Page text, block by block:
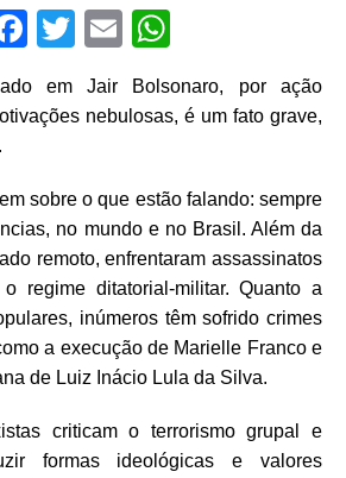
F
c
e
b
o
o
k
T
w
it
E
m
ai at
A
p
p
em Jair Bolsonaro, por ação
nebulosas, é um fato grave,
sobre o que estão falando: sempre
no mundo e no Brasil. Além da
remoto, enfrentaram assassinatos
regime ditatorial-militar. Quanto a
inúmeros têm sofrido crimes
a execução de Marielle Franco e
de Luiz Inácio Lula da Silva.
criticam o terrorismo grupal e
formas ideológicas e valores